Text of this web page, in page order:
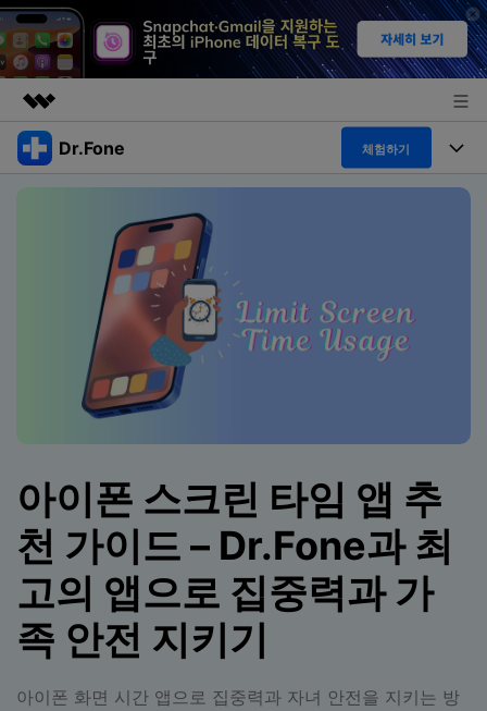
주요 제품
AIGC 크리에이티비티
플랜 및 가격
도움말 센터
Dr.Fone 체험하기
Dr.Fone Basic
폴 툴킷 보기 >
탐색 및 발견
닥터폰 하이라이트 살펴보기
사용 방법은 무엇입니까?
공식 설치 파일 및 최신 버전 업데이트를 제공
합니다.
리소스 허브
3,000개 이상의 사용 가이드, 전문가 팁 및 최
신 모바일 소식을 확인하세요.
🔓️온라인 잠금 해제
iOS26 다운그레이드
무료 다운로드 로그인
검색하기
아이폰 스크린 타임 앱 추
천 가이드 – Dr.Fone과 최
고의 앱으로 집중력과 가
족 안전 지키기
아이폰 화면 시간 앱으로 집중력과 자녀 안전을 지키는 방